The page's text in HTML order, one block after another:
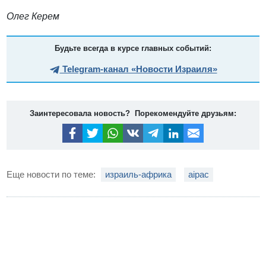
Олег Керем
Будьте всегда в курсе главных событий:
Telegram-канал «Новости Израиля»
Заинтересовала новость? Порекомендуйте друзьям:
Еще новости по теме: израиль-африка aipac